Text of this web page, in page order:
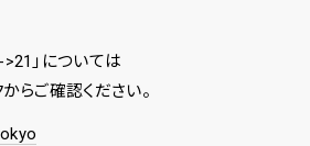
」については
らご確認ください。